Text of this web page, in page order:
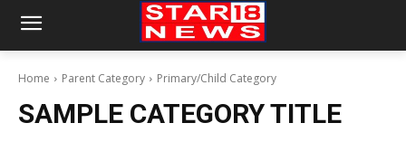
Home Parent Category Primary/Child Category
SAMPLE CATEGORY TITLE